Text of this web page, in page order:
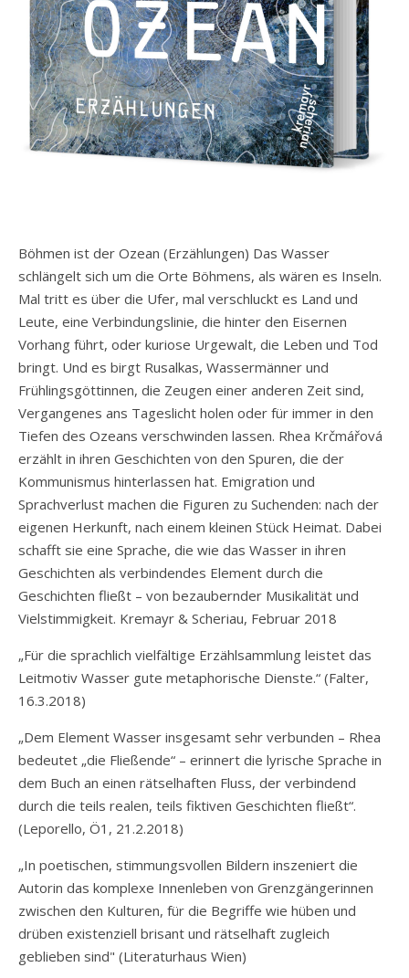
Böhmen ist der Ozean (Erzählungen) Das Wasser
schlängelt sich um die Orte Böhmens, als wären es Inseln.
Mal tritt es über die Ufer, mal verschluckt es Land und
Leute, eine Verbindungslinie, die hinter den Eisernen
Vorhang führt, oder kuriose Urgewalt, die Leben und Tod
bringt. Und es birgt Rusalkas, Wassermänner und
Frühlingsgöttinnen, die Zeugen einer anderen Zeit sind,
Vergangenes ans Tageslicht holen oder für immer in den
Tiefen des Ozeans verschwinden lassen. Rhea Krčmářová
erzählt in ihren Geschichten von den Spuren, die der
Kommunismus hinterlassen hat. Emigration und
Sprachverlust machen die Figuren zu Suchenden: nach der
eigenen Herkunft, nach einem kleinen Stück Heimat. Dabei
schafft sie eine Sprache, die wie das Wasser in ihren
Geschichten als verbindendes Element durch die
Geschichten fließt – von bezaubernder Musikalität und
Vielstimmigkeit. Kremayr & Scheriau, Februar 2018
„Für die sprachlich vielfältige Erzählsammlung leistet das
Leitmotiv Wasser gute metaphorische Dienste.“ (Falter,
16.3.2018)
„Dem Element Wasser insgesamt sehr verbunden – Rhea
bedeutet „die Fließende“ – erinnert die lyrische Sprache in
dem Buch an einen rätselhaften Fluss, der verbindend
durch die teils realen, teils fiktiven Geschichten fließt“.
(Leporello, Ö1, 21.2.2018)
„In poetischen, stimmungsvollen Bildern inszeniert die
Autorin das komplexe Innenleben von Grenzgängerinnen
zwischen den Kulturen, für die Begriffe wie hüben und
drüben existenziell brisant und rätselhaft zugleich
geblieben sind" (Literaturhaus Wien)